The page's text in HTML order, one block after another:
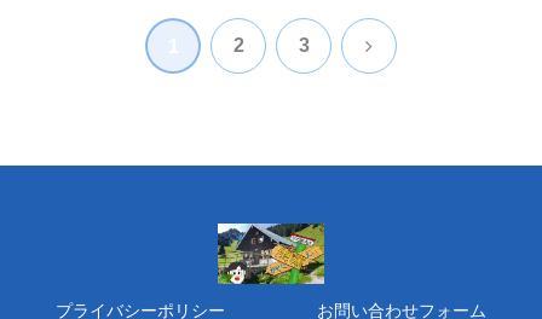
2 3 次
プライバシーポリシー お問い合わせフォーム